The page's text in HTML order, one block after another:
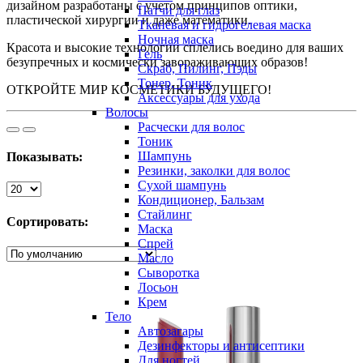
Патчи для глаз
Тканевая и гидрогелевая маска
Ночная маска
Гель
Скраб, Пилинг, Пэды
Тонер, Тоник
Аксессуары для ухода
Волосы
Расчески для волос
Тоник
Шампунь
Резинки, заколки для волос
Сухой шампунь
Кондиционер, Бальзам
Стайлинг
Маска
Спрей
Масло
Сыворотка
Лосьон
Крем
Тело
Автозагары
Дезинфекторы и антисептики
Для ногтей
дизайном разработаны с учетом принципов оптики,
пластической хирургии и даже математики.
Красота и высокие технологии сплелись воедино для ваших
безупречных и космически завораживающих образов!
ОТКРОЙТЕ МИР КОСМЕТИКИ БУДУЩЕГО!
Показывать:
Сортировать: